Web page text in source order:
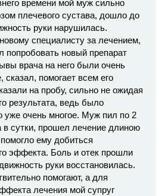
времени мой муж сильно
плечевого сустава, дошло до
руки нарушилась.
специалисту за лечением,
попробовать новый препарат
врача на него были очень
помогает всем его
на пробу, сильно не ожидая
результата, ведь было
уже очень многое. Муж пил по 2
в сутки, прошел лечение длиною
ему добиться
эффекта. Боль и отек прошли
руки восстановилась.
помогают, а для
лечения мой супруг